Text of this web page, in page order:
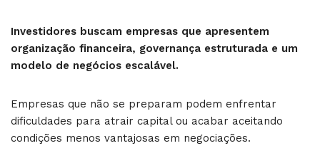
Investidores buscam empresas que apresentem
organização financeira, governança estruturada e um
modelo de negócios escalável.
Empresas que não se preparam podem enfrentar
dificuldades para atrair capital ou acabar aceitando
condições menos vantajosas em negociações.